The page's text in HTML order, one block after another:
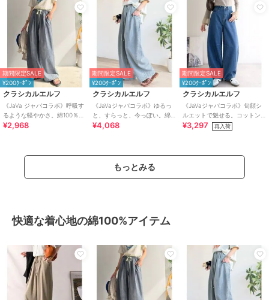
期間限定SALE
¥200ｸｰﾎﾟﾝ
クラシカルエルフ
《JaVa ジャバコラボ》呼吸す
るような軽やかさ。綿100％シ
ワ加工デニム2タックイージー
¥2,968
期間限定SALE
¥200ｸｰﾎﾟﾝ
クラシカルエルフ
《JaVaジャバコラボ》ゆるっ
と、すらっと、今っぽい。綿
100% ビッグポケットデニムイ
¥4,068
期間限定SALE
¥200ｸｰﾎﾟﾝ
クラシカルエルフ
《JaVaジャバコラボ》旬顔シ
ルエットで魅せる。コットン
100％カーブシルエットデニム
¥3,297 再入荷
もっとみる
快適な着心地の綿100%アイテム